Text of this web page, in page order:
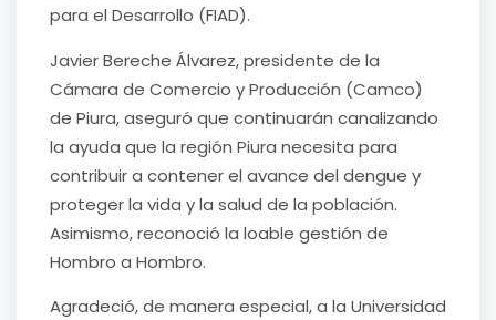
para el Desarrollo (FIAD).
Javier Bereche Álvarez, presidente de la
Cámara de Comercio y Producción (Camco)
de Piura, aseguró que continuarán canalizando
la ayuda que la región Piura necesita para
contribuir a contener el avance del dengue y
proteger la vida y la salud de la población.
Asimismo, reconoció la loable gestión de
Hombro a Hombro.
Agradeció, de manera especial, a la Universidad